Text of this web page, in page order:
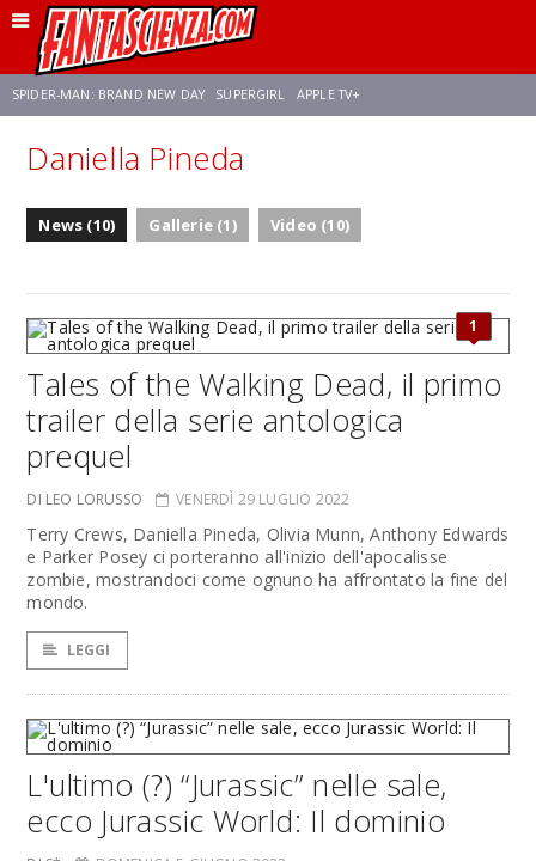
SPIDER-MAN: BRAND NEW DAY SUPERGIRL APPLE TV+
FRANCO RICCIARDIELLO ZENDAYA
Daniella Pineda
News (10) Gallerie (1) Video (10)
1
Tales of the Walking Dead, il primo
trailer della serie antologica
prequel
DI LEO LORUSSO VENERDÌ 29 LUGLIO 2022
Terry Crews, Daniella Pineda, Olivia Munn, Anthony Edwards
e Parker Posey ci porteranno all'inizio dell'apocalisse
zombie, mostrandoci come ognuno ha affrontato la fine del
mondo.
LEGGI
L'ultimo (?) “Jurassic” nelle sale,
ecco Jurassic World: Il dominio